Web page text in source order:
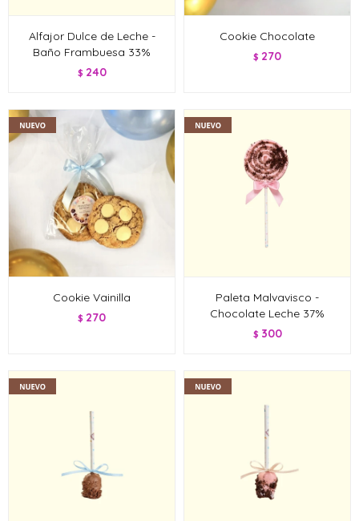
Alfajor Dulce de Leche -
Baño Frambuesa 33%
$ 240
Cookie Chocolate
$ 270
Cookie Vainilla
$ 270
Paleta Malvavisco -
Chocolate Leche 37%
$ 300